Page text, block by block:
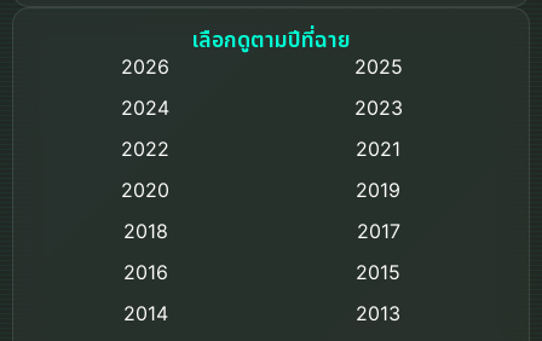
Based on a True Story เรื่องจริง
เลือกดูตามปีที่ฉาย
2026
2025
2024
2023
2022
2021
2020
2019
2018
2017
2016
2015
2014
2013